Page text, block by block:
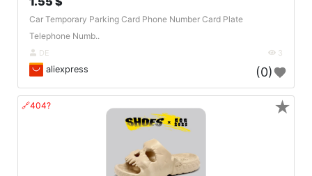
Car Temporary Parking Card Phone Number Card Plate
Telephone Numb..
DE 3
aliexpress (0)
🔗404? ★